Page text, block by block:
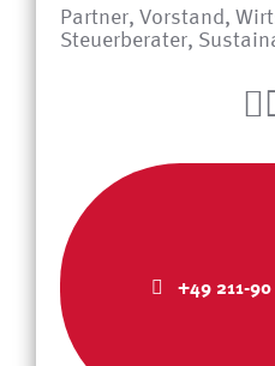
Partner, Vorstand,
Steuerberater,
+49 211-